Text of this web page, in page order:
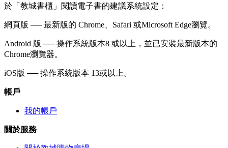
於「教城書櫃」閱讀電子書的建議系統設定：
網頁版 ── 最新版的 Chrome、Safari 或Microsoft Edge瀏覽。
Android 版 ── 操作系統版本8 或以上，並已安裝最新版本的
Chrome瀏覽器。
iOS版 ── 操作系統版本 13或以上。
帳戶
我的帳戶
關於服務